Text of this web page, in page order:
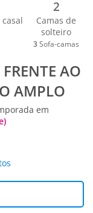
casal
2
Camas de
solteiro
3 Sofa-camas
AO
AMPLO
em